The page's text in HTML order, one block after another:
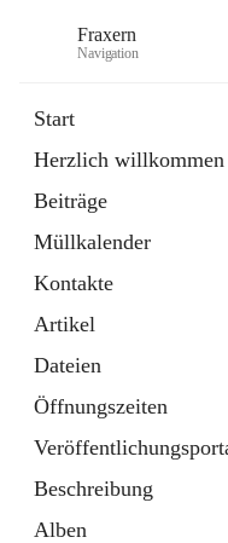
Fraxern
Navigation
Start
Herzlich willkommen
Beiträge
Müllkalender
Kontakte
Artikel
Dateien
Öffnungszeiten
Beschreibung
Alben
Ordner
in
Tab
Formulare
Artikel
öffnet
in
neuem
Tab